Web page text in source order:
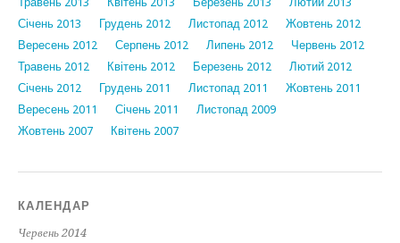
Січень 2013
Грудень 2012 Листопад 2012
Жовтень 2012
Вересень 2012
Серпень 2012 Липень 2012
Червень 2012
Травень 2012
Квітень 2012 Березень 2012
Лютий 2012
Січень 2012
Грудень 2011 Листопад 2011
Жовтень 2011
Вересень 2011
Січень 2011
Листопад 2009
Жовтень 2007
Квітень 2007
КАЛЕНДАР
Червень 2014